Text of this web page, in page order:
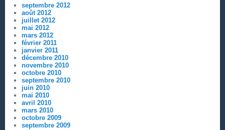
septembre 2012
août 2012
juillet 2012
mai 2012
mars 2012
février 2011
janvier 2011
décembre 2010
novembre 2010
octobre 2010
septembre 2010
juin 2010
mai 2010
avril 2010
mars 2010
octobre 2009
septembre 2009